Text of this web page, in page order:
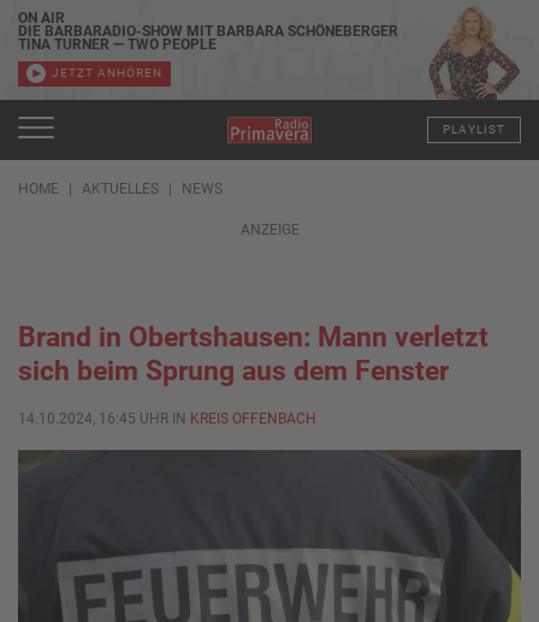
ON AIR
DIE BARBARADIO-SHOW MIT BARBARA SCHÖNEBERGER
TINA TURNER — TWO PEOPLE
JETZT ANHÖREN
PLAYLIST
HOME AKTUELLES NEWS
ANZEIGE
Brand in Obertshausen: Mann verletzt
sich beim Sprung aus dem Fenster
14.10.2024, 16:45 UHR IN KREIS OFFENBACH